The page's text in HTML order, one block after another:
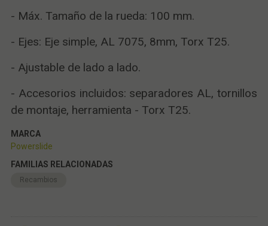
- Máx. Tamaño de la rueda: 100 mm.
- Ejes: Eje simple, AL 7075, 8mm, Torx T25.
- Ajustable de lado a lado.
- Accesorios incluidos: separadores AL, tornillos
de montaje, herramienta - Torx T25.
MARCA
Powerslide
FAMILIAS RELACIONADAS
Recambios